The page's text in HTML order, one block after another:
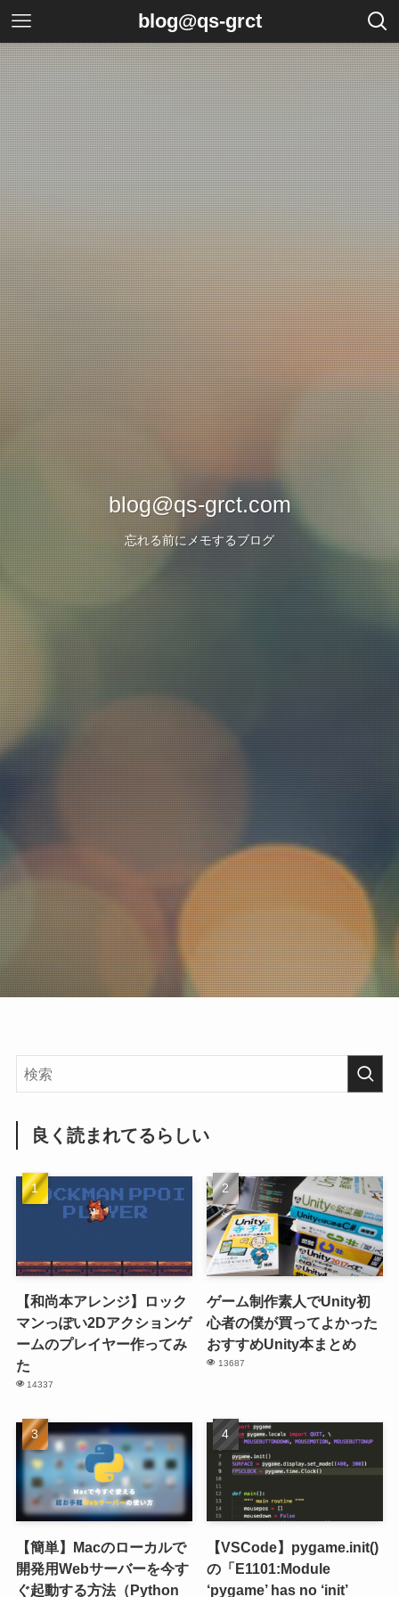
blog@qs-grct
blog@qs-grct.com
忘れる前にメモするブログ
良く読まれてるらしい
【和尚本アレンジ】ロック
マンっぽい2Dアクションゲ
ームのプレイヤー作ってみ
た
14337
ゲーム制作素人でUnity初
心者の僕が買ってよかった
おすすめUnity本まとめ
13687
【簡単】Macのローカルで
開発用Webサーバーを今す
ぐ起動する方法（Python
【VSCode】pygame.init()
の「E1101:Module
‘pygame’ has no ‘init’